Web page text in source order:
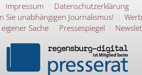
Impressum
Datenschutzerklärung
Sie unabhängigen Journalismus!
Sache
Pressespiegel